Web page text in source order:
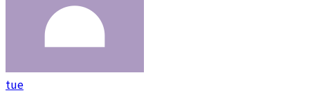
tue